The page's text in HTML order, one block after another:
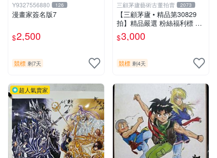
Y9327556880 126
漫畫家簽名版7
$2,500
競標 剩7天
三顧茅廬藝術古董拍賣 2073
【三顧茅廬 • 精品第30829
拍】精品嚴選 粉絲福利標 日
本動漫大師 車田正美簽名照
片《聖鬥士星矢》！ 特惠起
$3,000
競標 剩4天
超人氣賣家